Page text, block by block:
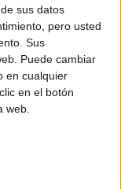
sus datos
pero usted
Sus
Puede cambiar
en cualquier
en el botón
web.